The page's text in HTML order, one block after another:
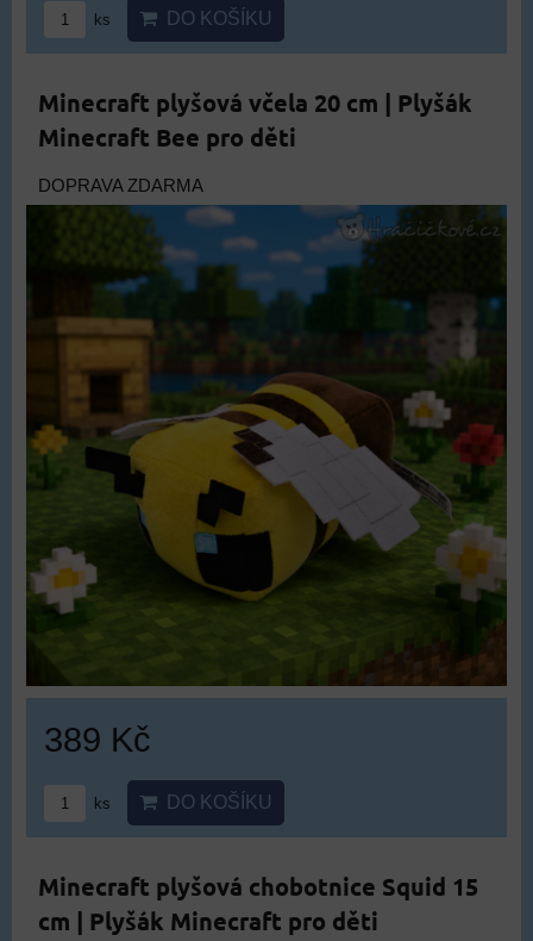
ks DO KOŠÍKU
Minecraft plyšová včela 20 cm | Plyšák
Minecraft Bee pro děti
DOPRAVA ZDARMA
389 Kč
ks DO KOŠÍKU
Minecraft plyšová chobotnice Squid 15
cm | Plyšák Minecraft pro děti